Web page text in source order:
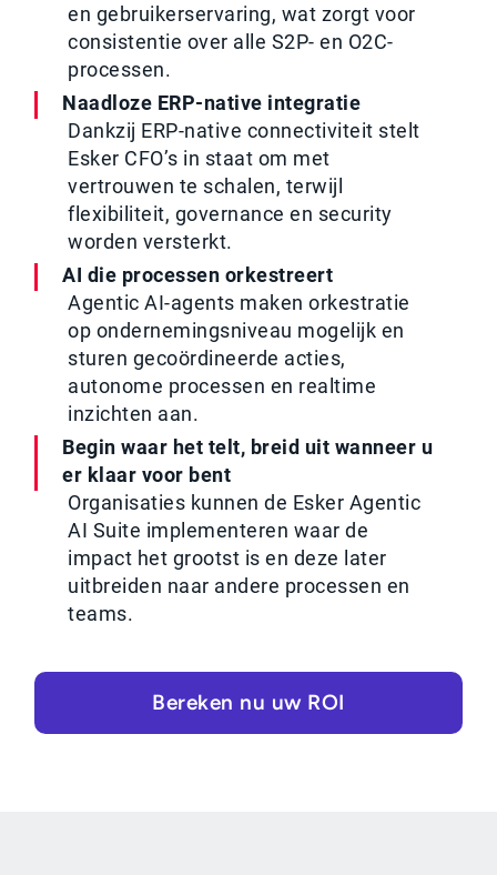
en gebruikerservaring, wat zorgt voor
consistentie over alle S2P- en O2C-
processen.
Naadloze ERP-native integratie
Dankzij ERP-native connectiviteit stelt
Esker CFO’s in staat om met
vertrouwen te schalen, terwijl
flexibiliteit, governance en security
worden versterkt.
AI die processen orkestreert
Agentic AI-agents maken orkestratie
op ondernemingsniveau mogelijk en
sturen gecoördineerde acties,
autonome processen en realtime
inzichten aan.
Begin waar het telt, breid uit wanneer u
er klaar voor bent
Organisaties kunnen de Esker Agentic
AI Suite implementeren waar de
impact het grootst is en deze later
uitbreiden naar andere processen en
teams.
Bereken nu uw ROI